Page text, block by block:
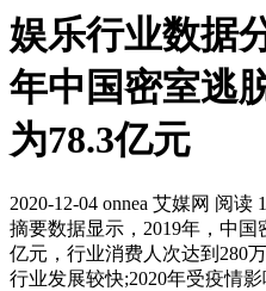
娱乐行业数据
年中国密室逃
为78.3亿元
2020-12-04 onnea 艾媒网 阅读
摘要数据显示，2019年，中
亿元，行业消费人次达到280
行业发展较快;2020年受疫情